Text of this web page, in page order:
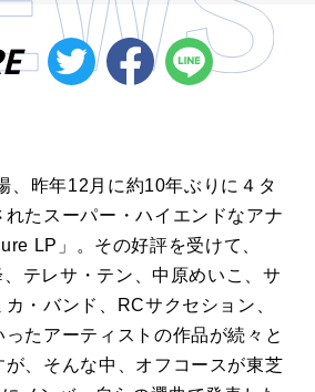
、昨年12月に約10年ぶりに４タ
たスーパー・ハイエンドなアナ
LP」。その好評を受けて、
テレサ・テン、中原めいこ、サ
・バンド、RCサクセション、
たアーティストの作品が続々と
、そんな中、オフコースが東芝